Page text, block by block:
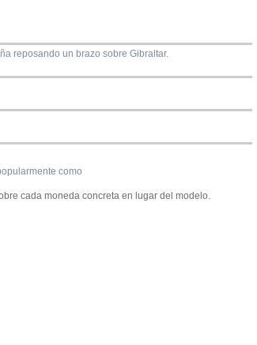
reposando un brazo sobre Gibraltar.
como
cada moneda concreta en lugar del modelo.